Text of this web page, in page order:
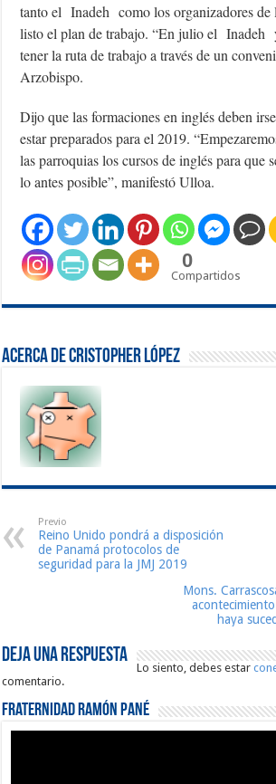
tanto el Inadeh como los organizadores de
listo el plan de trabajo. “En julio el Inadeh
tener la ruta de trabajo a través de un
Arzobispo.
Dijo que las formaciones en inglés deben
estar preparados para el 2019.
las parroquias los cursos de inglés para que
lo antes posible”, manifestó Ulloa.
0
Compartidos
Acerca de Cristopher López
Previo
Reino Unido pondrá a disposición
de Panamá protocolos de
seguridad para la JMJ 2019
Mons.
haya
Deja una respuesta
Lo siento, debes estar
comentario.
Fraternidad Ramón Pané